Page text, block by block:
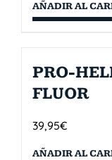
AÑADIR AL
PRO-
FLUOR
39,95€
AÑADIR AL